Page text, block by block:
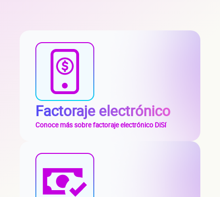
Factoraje electrónico
Conoce más sobre factoraje electrónico DiSí